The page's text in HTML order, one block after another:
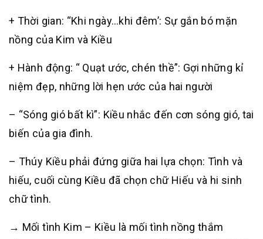
+ Thời gian: “Khi ngày…khi đêm’: Sự gắn bó mặn
nồng của Kim và Kiều
+ Hành động: “ Quạt ước, chén thề”: Gợi những kỉ
niệm đẹp, những lời hẹn ước của hai người
– “Sóng gió bất kì”: Kiều nhắc đến cơn sóng gió, tai
biến của gia đình.
– Thúy Kiều phải đứng giữa hai lựa chọn: Tình và
hiếu, cuối cùng Kiều đã chọn chữ Hiếu và hi sinh
chữ tình.
→ Mối tình Kim – Kiều là mối tình nồng thắm